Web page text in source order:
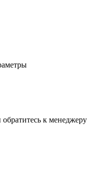
к менеджеру